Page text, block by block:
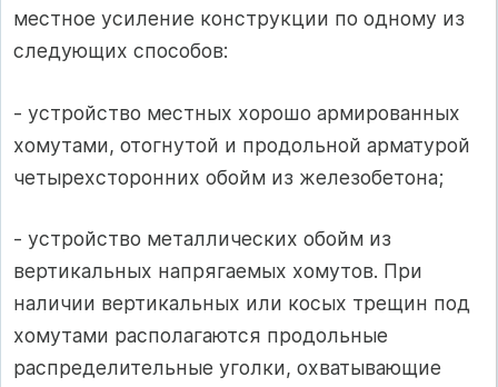
местное усиление конструкции по одному из
следующих способов:
- устройство местных хорошо армированных
хомутами, отогнутой и продольной арматурой
четырехсторонних обойм из железобетона;
- устройство металлических обойм из
вертикальных напрягаемых хомутов. При
наличии вертикальных или косых трещин под
хомутами располагаются продольные
распределительные уголки, охватывающие